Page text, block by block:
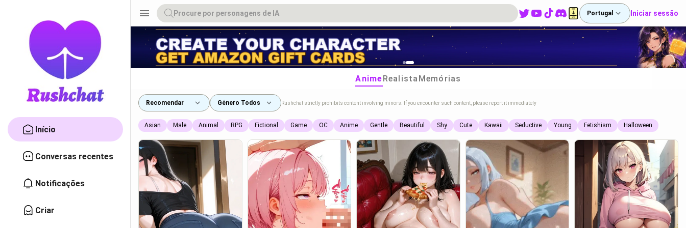
Início
Conversas recentes
Notificações
Criar
menu Portugal Iniciar sessão
Anime Realista Memórias
Recomendar Género Todos Rushchat strictly prohibits content involving minors. If you encounter such content, please report it immediately
Asian Male Animal RPG Fictional Game OC Anime Gentle Beautiful Shy Cute Kawaii Seductive Young Fetishism Halloween